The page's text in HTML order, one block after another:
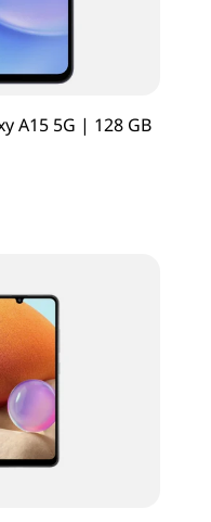
A15 5G | 128 GB